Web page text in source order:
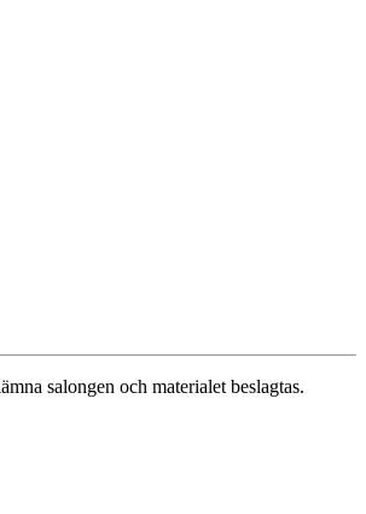
salongen och materialet beslagtas.